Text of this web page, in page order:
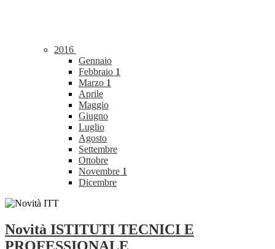
2016
Gennaio
Febbraio 1
Marzo 1
Aprile
Maggio
Giugno
Luglio
Agosto
Settembre
Ottobre
Novembre 1
Dicembre
Novità ISTITUTI TECNICI E